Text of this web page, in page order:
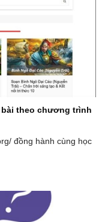
bài theo chương trình
đồng hành cùng học